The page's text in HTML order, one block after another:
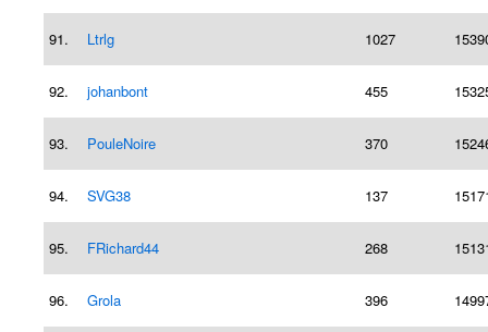
91. Ltrlg 1027
92. johanbont 455
93. PouleNoire 370
94. SVG38 137
95. FRichard44 268
96. Grola 396